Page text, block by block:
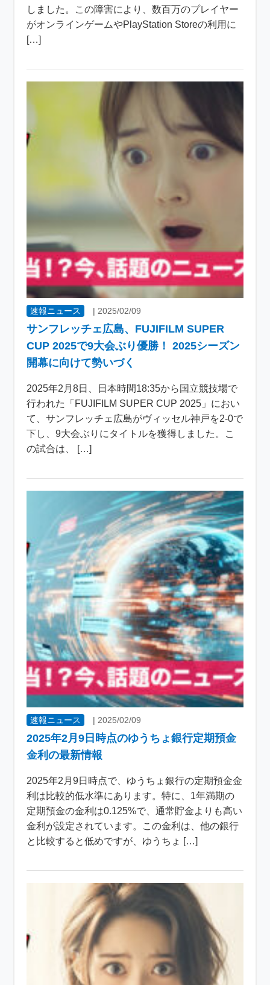
しました。この障害により、数百万のプレイヤー
がオンラインゲームやPlayStation Storeの利用に
[…]
速報ニュース | 2025/02/09
サンフレッチェ広島、FUJIFILM SUPER
CUP 2025で9大会ぶり優勝！ 2025シーズン
開幕に向けて勢いづく
2025年2月8日、日本時間18:35から国立競技場で
行われた「FUJIFILM SUPER CUP 2025」におい
て、サンフレッチェ広島がヴィッセル神戸を2-0で
下し、9大会ぶりにタイトルを獲得しました。こ
の試合は、 […]
速報ニュース | 2025/02/09
2025年2月9日時点のゆうちょ銀行定期預金
金利の最新情報
2025年2月9日時点で、ゆうちょ銀行の定期預金金
利は比較的低水準にあります。特に、1年満期の
定期預金の金利は0.125%で、通常貯金よりも高い
金利が設定されています。この金利は、他の銀行
と比較すると低めですが、ゆうちょ […]